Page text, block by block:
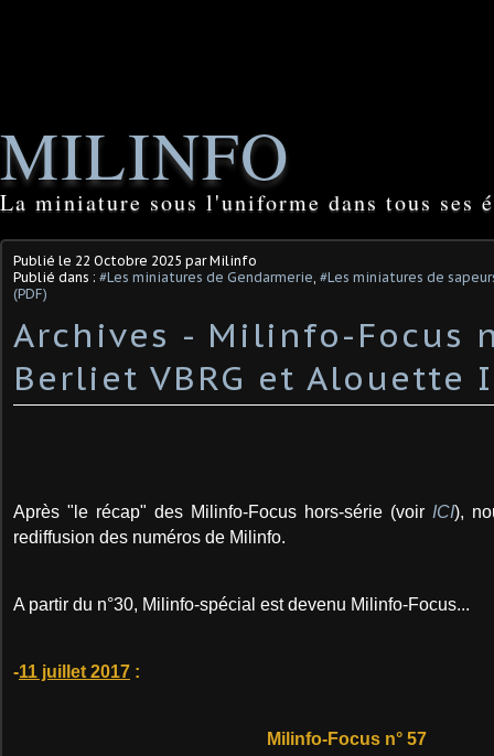
MILINFO
La miniature sous l'uniforme dans tous ses
Publié le 22 Octobre 2025 par Milinfo
Publié dans : #Les miniatures de Gendarmerie, #Les miniatures de
(PDF)
Archives - Milinfo-Focus
Berliet VBRG et Alouette
Après "le récap" des Milinfo-Focus hors-série (voir ICI),
rediffusion des numéros de Milinfo.
A partir du n°30, Milinfo-spécial est devenu Milinfo-Focus...
-11 juillet 2017 :
Milinfo-Focus n° 57